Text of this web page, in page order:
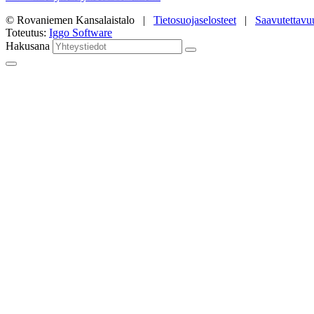
© Rovaniemen Kansalaistalo | Tietosuojaselosteet |
Toteutus: Iggo Software
Hakusana